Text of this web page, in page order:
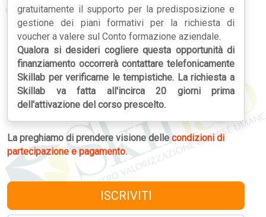
gratuitamente il supporto per la predisposizione e
gestione dei piani formativi per la richiesta di
voucher a valere sul Conto formazione aziendale.
Qualora si desideri cogliere questa opportunità di
finanziamento occorrerà contattare telefonicamente
Skillab per verificarne le tempistiche. La richiesta a
Skillab va fatta all'incirca 20 giorni prima
dell'attivazione del corso prescelto.
La preghiamo di prendere visione delle condizioni di
partecipazione e pagamento.
ISCRIVITI